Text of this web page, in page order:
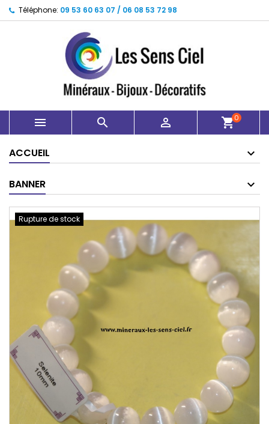
Téléphone: 09 53 60 63 07 / 06 08 53 72 98
   shopping_cart0
ACCUEIL
BANNER
Rupture de stock